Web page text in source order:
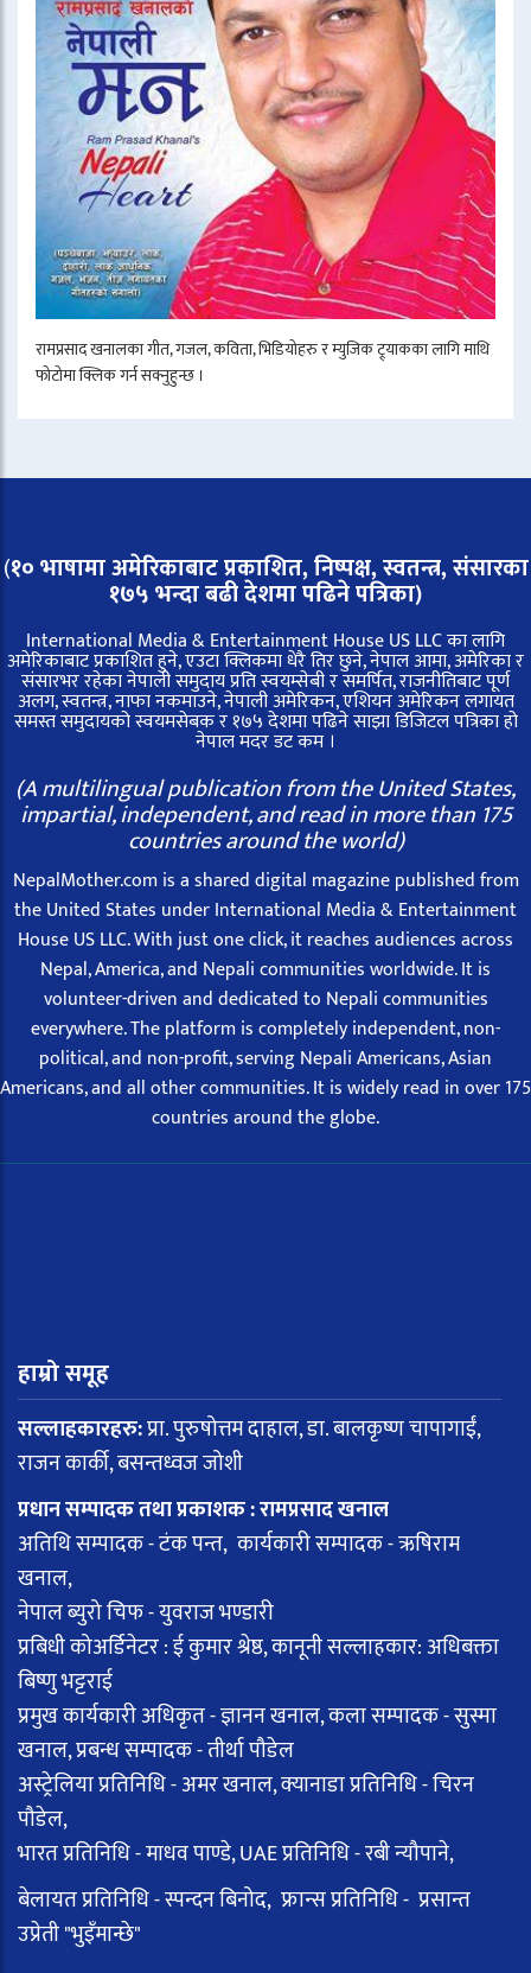
रामप्रसाद खनालका गीत, गजल, कविता, भिडियोहरु र म्युजिक ट्र्याकका लागि माथि
फोटोमा क्लिक गर्न सक्नुहुन्छ ।
(१० भाषामा अमेरिकाबाट प्रकाशित, निष्पक्ष, स्वतन्त्र,संसारका
१७५ भन्दा बढी देशमा पढिने पत्रिका)
International Media & Entertainment House US LLC का लागि
अमेरिकाबाट प्रकाशित हुने, एउटा क्लिकमा धेरै तिर छुने, नेपाल आमा, अमेरिका र
संसारभर रहेका नेपाली समुदाय प्रति स्वयम्सेबी र समर्पित, राजनीतिबाट पूर्ण
अलग, स्वतन्त्र, नाफा नकमाउने, नेपाली अमेरिकन, एशियन अमेरिकन लगायत
समस्त समुदायको स्वयमसेबक र १७५ देशमा पढिने साझा डिजिटल पत्रिका हो
नेपाल मदर डट कम ।
(A multilingual publication from the United States,
impartial, independent, and read in more than 175
countries around the world)
NepalMother.com is a shared digital magazine published from
the United States under International Media & Entertainment
House US LLC. With just one click, it reaches audiences across
Nepal, America, and Nepali communities worldwide. It is
volunteer-driven and dedicated to Nepali communities
everywhere. The platform is completely independent, non-
political, and non-profit, serving Nepali Americans, Asian
Americans, and all other communities. It is widely read in over 175
countries around the globe.
हाम्रो समूह
सल्लाहकारहरु:प्रा. पुरुषोत्तम दाहाल, डा. बालकृष्ण चापागाईं,
राजन कार्की, बसन्तध्वज जोशी
प्रधान सम्पादक तथा प्रकाशक : रामप्रसाद खनाल
अतिथि सम्पादक - टंक पन्त, कार्यकारी सम्पादक - ऋषिराम
खनाल,
नेपाल ब्युरो चिफ - युवराज भण्डारी
प्रबिधी कोअर्डिनेटर : ई कुमार श्रेष्ठ, कानूनी सल्लाहकार: अधिबक्ता
बिष्णु भट्टराई
प्रमुख कार्यकारी अधिकृत - ज्ञानन खनाल, कला सम्पादक - सुस्मा
खनाल, प्रबन्ध सम्पादक - तीर्था पौडेल
अस्ट्रेलिया प्रतिनिधि - अमर खनाल, क्यानाडा प्रतिनिधि - चिरन
पौडेल,
भारत प्रतिनिधि - माधव पाण्डे, UAE प्रतिनिधि - रबी न्यौपाने,
बेलायत प्रतिनिधि - स्पन्दन बिनोद, फ्रान्स प्रतिनिधि - प्रसान्त
उप्रेती "भुइँमान्छे"